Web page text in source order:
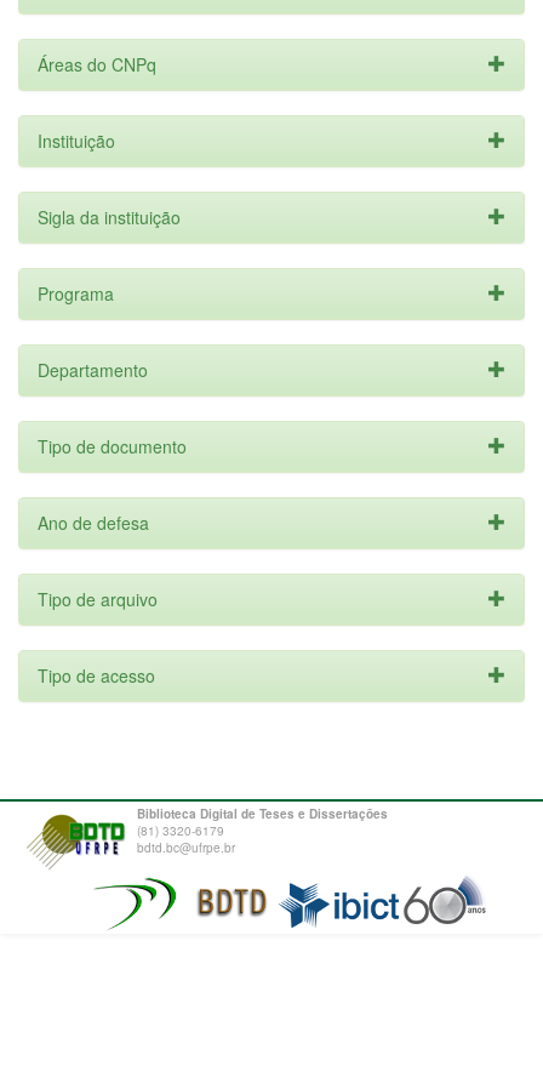
Áreas do CNPq
Instituição
Sigla da instituição
Programa
Departamento
Tipo de documento
Ano de defesa
Tipo de arquivo
Tipo de acesso
Biblioteca Digital de Teses e Dissertações
(81) 3320-6179
bdtd.bc@ufrpe.br